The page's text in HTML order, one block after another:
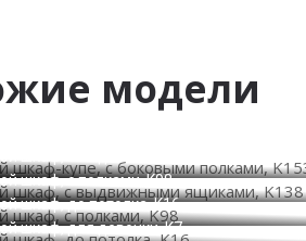
модели
шкаф-купе, с боковыми полками, K153
шкаф, с выдвижными ящиками, K138
шкаф, с полками, K98
шкаф, до потолка, K16
шкаф, для девочки, K7